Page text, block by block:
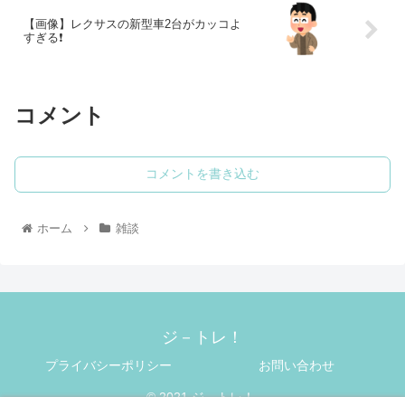
【画像】レクサスの新型車2台がカッコよ
すぎる❗
コメント
コメントを書き込む
ホーム 雑談
ジ－トレ！
プライバシーポリシー お問い合わせ